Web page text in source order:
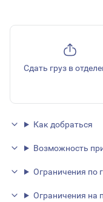
Сдать груз в
Как добраться
Возможность
Ограничения по
Ограничения на